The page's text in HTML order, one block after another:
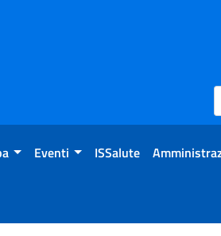
Eventi ISSalute